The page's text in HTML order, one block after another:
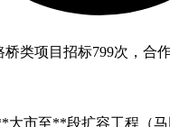
桥类项目招标799次，合
大市至**段扩容工程（